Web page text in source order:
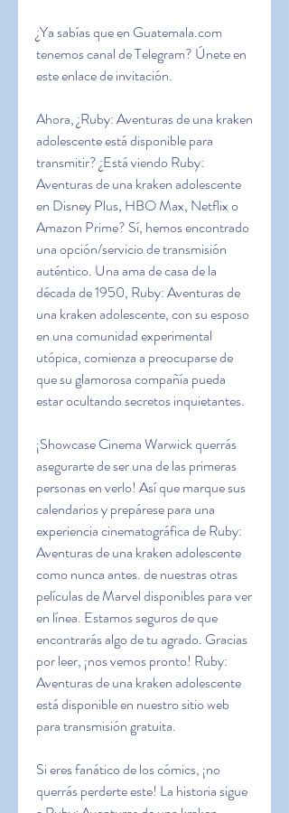
¿Ya sabías que en Guatemala.com
tenemos canal de Telegram? Únete en
este enlace de invitación.
Ahora, ¿Ruby: Aventuras de una kraken
adolescente está disponible para
transmitir? ¿Está viendo Ruby:
Aventuras de una kraken adolescente
en Disney Plus, HBO Max, Netflix o
Amazon Prime? Sí, hemos encontrado
una opción/servicio de transmisión
auténtico. Una ama de casa de la
década de 1950, Ruby: Aventuras de
una kraken adolescente, con su esposo
en una comunidad experimental
utópica, comienza a preocuparse de
que su glamorosa compañía pueda
estar ocultando secretos inquietantes.
¡Showcase Cinema Warwick querrás
asegurarte de ser una de las primeras
personas en verlo! Así que marque sus
calendarios y prepárese para una
experiencia cinematográfica de Ruby:
Aventuras de una kraken adolescente
como nunca antes. de nuestras otras
películas de Marvel disponibles para ver
en línea. Estamos seguros de que
encontrarás algo de tu agrado. Gracias
por leer, ¡nos vemos pronto! Ruby:
Aventuras de una kraken adolescente
está disponible en nuestro sitio web
para transmisión gratuita.
Si eres fanático de los cómics, ¡no
querrás perderte este! La historia sigue